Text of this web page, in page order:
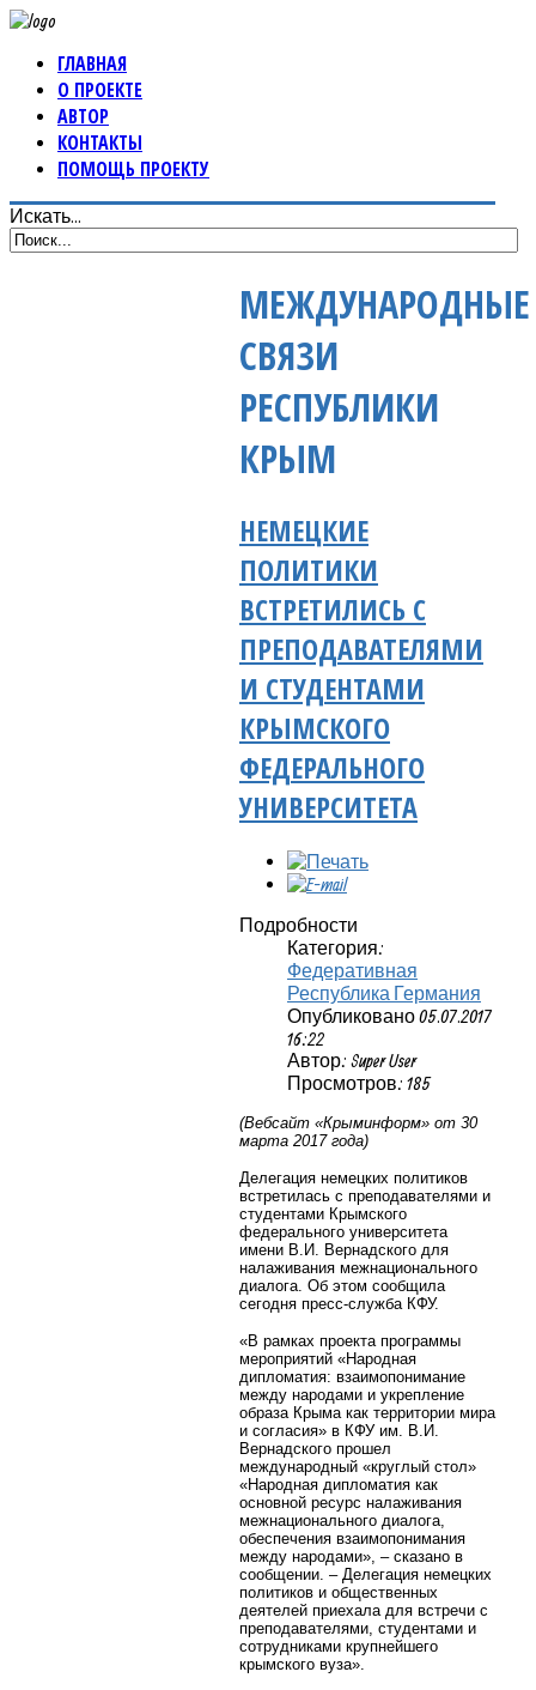
ГЛАВНАЯ
О ПРОЕКТЕ
АВТОР
КОНТАКТЫ
ПОМОЩЬ ПРОЕКТУ
Искать...
МЕЖДУНАРОДНЫЕ
СВЯЗИ
РЕСПУБЛИКИ
КРЫМ
НЕМЕЦКИЕ
ПОЛИТИКИ
ВСТРЕТИЛИСЬ С
ПРЕПОДАВАТЕЛЯМИ
И СТУДЕНТАМИ
КРЫМСКОГО
ФЕДЕРАЛЬНОГО
УНИВЕРСИТЕТА
Подробности
Категория:
Федеративная
Республика Германия
Опубликовано 05.07.2017
16:22
Автор: Super User
Просмотров: 185
(Вебсайт «Крыминформ» от 30
марта 2017 года)
Делегация немецких политиков
встретилась с преподавателями и
студентами Крымского
федерального университета
имени В.И. Вернадского для
налаживания межнационального
диалога. Об этом сообщила
сегодня пресс-служба КФУ.
«В рамках проекта программы
мероприятий «Народная
дипломатия: взаимопонимание
между народами и укрепление
образа Крыма как территории мира
и согласия» в КФУ им. В.И.
Вернадского прошел
международный «круглый стол»
«Народная дипломатия как
основной ресурс налаживания
межнационального диалога,
обеспечения взаимопонимания
между народами», – сказано в
сообщении. – Делегация немецких
политиков и общественных
деятелей приехала для встречи с
преподавателями, студентами и
сотрудниками крупнейшего
крымского вуза».